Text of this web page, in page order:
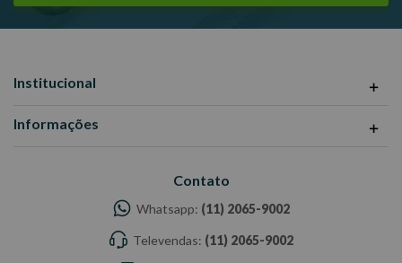
Institucional
Informações
Contato
Whatsapp: (11) 2065-9002
Televendas: (11) 2065-9002